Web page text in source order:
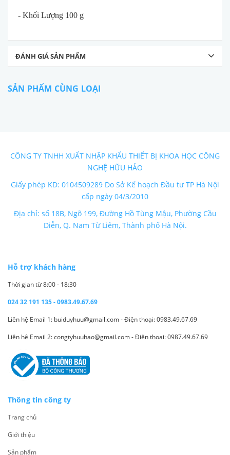
- Khối Lượng 100 g
ĐÁNH GIÁ SẢN PHẨM
SẢN PHẨM CÙNG LOẠI
CÔNG TY TNHH XUẤT NHẬP KHẨU THIẾT BỊ KHOA HỌC CÔNG
NGHỆ HỮU HẢO
Giấy phép KD: 0104509289 Do Sở Kế hoạch Đầu tư TP Hà Nội
cấp ngày 04/3/2010
Địa chỉ: số 18B, Ngõ 199, Đường Hồ Tùng Mậu, Phường Cầu
Diễn, Q. Nam Từ Liêm, Thành phố Hà Nội.
Hỗ trợ khách hàng
Thời gian từ 8:00 - 18:30
024 32 191 135 - 0983.49.67.69
Liên hệ Email 1: buiduyhuu@gmail.com - Điện thoại: 0983.49.67.69
Liên hệ Email 2: congtyhuuhao@gmail.com - Điện thoại: 0987.49.67.69
Thông tin công ty
Trang chủ
Giới thiệu
Sản phẩm